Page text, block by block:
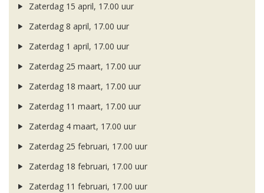
Zaterdag 15 april, 17.00 uur
Zaterdag 8 april, 17.00 uur
Zaterdag 1 april, 17.00 uur
Zaterdag 25 maart, 17.00 uur
Zaterdag 18 maart, 17.00 uur
Zaterdag 11 maart, 17.00 uur
Zaterdag 4 maart, 17.00 uur
Zaterdag 25 februari, 17.00 uur
Zaterdag 18 februari, 17.00 uur
Zaterdag 11 februari, 17.00 uur